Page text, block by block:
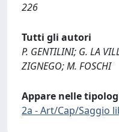
226
Tutti gli autori
P. GENTILINI; G. LA
ZIGNEGO; M. FOSCHI
Appare nelle
2a - Art/Cap/Saggio